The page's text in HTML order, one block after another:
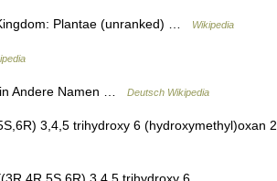
Plantae (unranked) … Wikipedia
Andere Namen … Deutsch Wikipedia
3,4,5 trihydroxy 6 (hydroxymethyl)oxan 2